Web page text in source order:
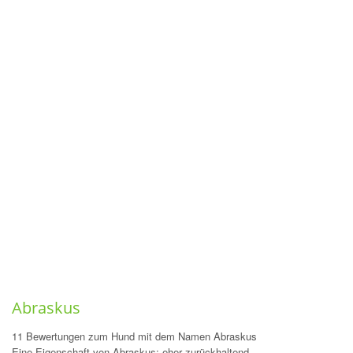
Abraskus
11 Bewertungen zum Hund mit dem Namen Abraskus